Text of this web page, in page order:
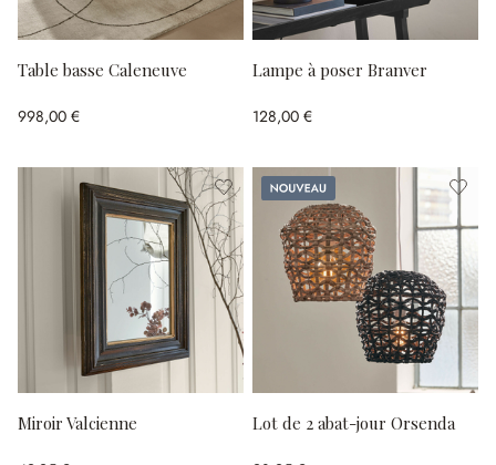
Table basse Caleneuve
998,00 €
Lampe à poser Branver
128,00 €
Miroir Valcienne
Nouveau
Lot de 2 abat-jour Orsenda